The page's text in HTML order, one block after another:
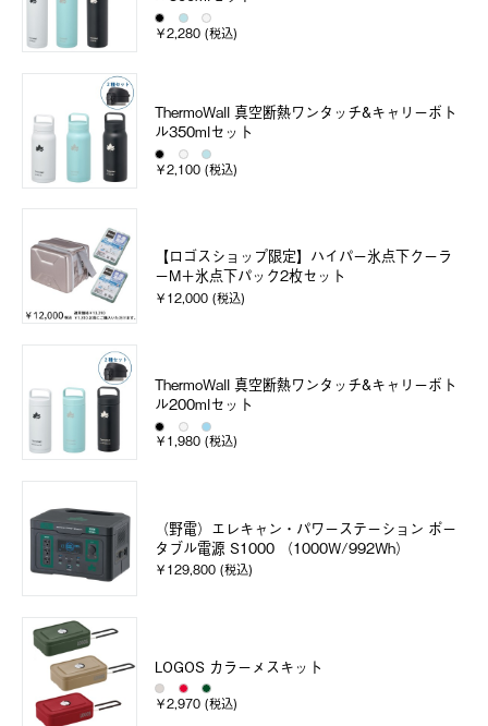
￥2,280 (税込)
ThermoWall 真空断熱ワンタッチ&キャリーボト
ル350mlセット
￥2,100 (税込)
【ロゴスショップ限定】ハイパー氷点下クーラ
ーM＋氷点下パック2枚セット
￥12,000 (税込)
ThermoWall 真空断熱ワンタッチ&キャリーボト
ル200mlセット
￥1,980 (税込)
（野電）エレキャン・パワーステーション ポー
タブル電源 S1000 （1000W/992Wh）
￥129,800 (税込)
LOGOS カラーメスキット
￥2,970 (税込)